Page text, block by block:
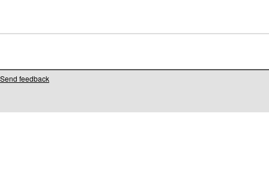
Send feedback